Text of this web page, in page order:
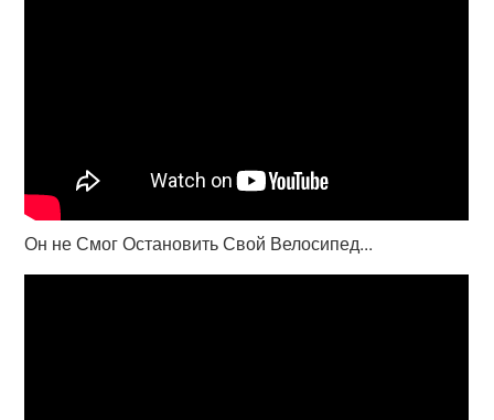
Он не Смог Остановить Свой Велосипед...